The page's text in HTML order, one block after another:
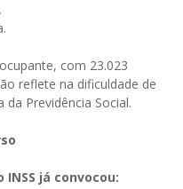
com 23.023
reflete na dificuldade de
Previdência Social.
já convocou: